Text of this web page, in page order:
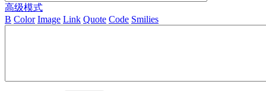
高级模式
B Color Image Link Quote Code Smilies